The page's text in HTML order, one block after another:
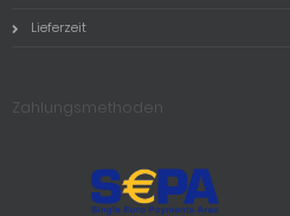
Lieferzeit
Zahlungsmethoden